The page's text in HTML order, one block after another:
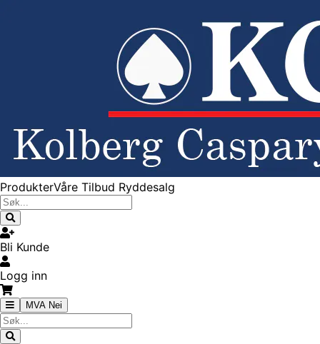
ProdukterVåre Tilbud Ryddesalg
Bli Kunde
Logg inn
MVA Nei